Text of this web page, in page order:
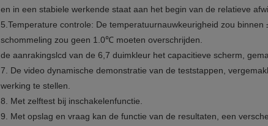
en in een stabiele werkende staat aan het begin van de relatieve
5.Temperature controle: De temperatuurnauwkeurigheid zou
schommeling zou geen 1.0℃ moeten overschrijden.
de aanrakingslcd van de 6,7 duimkleur het capacitieve scherm,
7. De video dynamische demonstratie van de teststappen,
werking te stellen.
8. Met zelftest bij inschakelenfunctie.
9. Met opslag en vraag kan de functie van de resultaten, een